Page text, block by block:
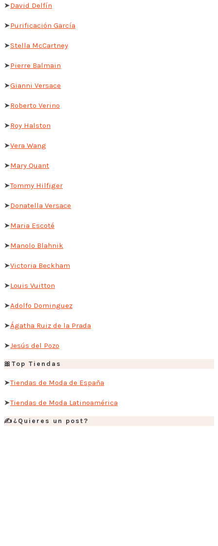
➤David Delfín
➤Purificación García
➤Stella McCartney
➤Pierre Balmain
➤Gianni Versace
➤Roberto Verino
➤Roy Halston
➤Vera Wang
➤Mary Quant
➤Tommy Hilfiger
➤Donatella Versace
➤Maria Escoté
➤Manolo Blahnik
➤Victoria Beckham
➤Louis Vuitton
➤Adolfo Dominguez
➤Ágatha Ruiz de la Prada
➤Jesús del Pozo
🎀Top Tiendas
➤Tiendas de Moda de España
➤Tiendas de Moda Latinoamérica
✍️¿Quieres un post?